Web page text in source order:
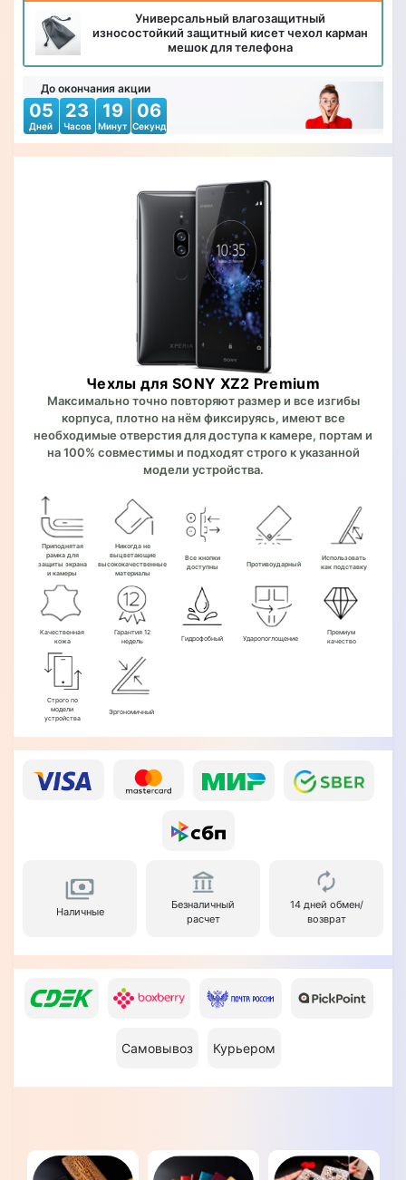
Универсальный влагозащитный
износостойкий защитный кисет чехол карман
мешок для телефона
До окончания акции
05
Дней
23
Часов
19
Минут
04
Секунд
Чехлы для SONY XZ2 Premium
Максимально точно повторяют размер и все изгибы
корпуса, плотно на нём фиксируясь, имеют все
необходимые отверстия для доступа к камере, портам и
на 100% совместимы и подходят строго к указанной
модели устройства.
Приподнятая
рамка для
защиты экрана
и камеры
Никогда не
выцветающие
высококачественные
материалы
Все кнопки
доступны
Противоударный
Использовать
как подставку
Качественная
кожа
Гарантия 12
недель
Гидрофобный Ударопоглощение
Премиум
качество
Строго по
модели
устройства
Эргономичный
Наличные
Безналичный
расчет
14 дней обмен/
возврат
Самовывоз Курьером